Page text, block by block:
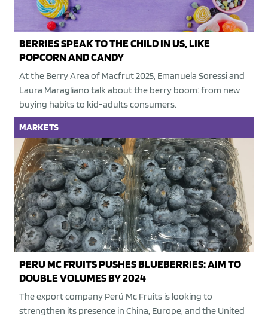
BERRIES SPEAK TO THE CHILD IN US, LIKE
POPCORN AND CANDY
At the Berry Area of Macfrut 2025, Emanuela Soressi and
Laura Maragliano talk about the berry boom: from new
buying habits to kid-adults consumers.
MARKETS
PERU MC FRUITS PUSHES BLUEBERRIES: AIM TO
DOUBLE VOLUMES BY 2024
The export company Perú Mc Fruits is looking to
strengthen its presence in China, Europe, and the United